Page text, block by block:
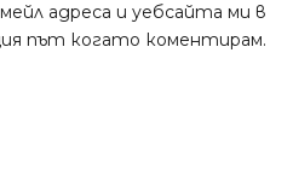
адреса и уебсайта ми в
път когато коментирам.